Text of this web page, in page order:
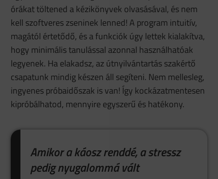
órákat töltened a kézikönyvek olvasásával, és nem
kell szoftveres zseninek lenned! A program intuitív,
magától értetődő, és a funkciók úgy lettek kialakítva,
hogy minimális tanulással azonnal használhatóak
legyenek. Ha elakadsz, az útnyilvántartás szakértő
csapatunk mindig készen áll segíteni. Nem mellesleg,
ingyenes próbaidőszak is van! Így kockázatmentesen
kipróbálhatod, mennyire egyszerű és hatékony.
Amikor a káosz renddé, a stressz
pedig nyugalommá vált